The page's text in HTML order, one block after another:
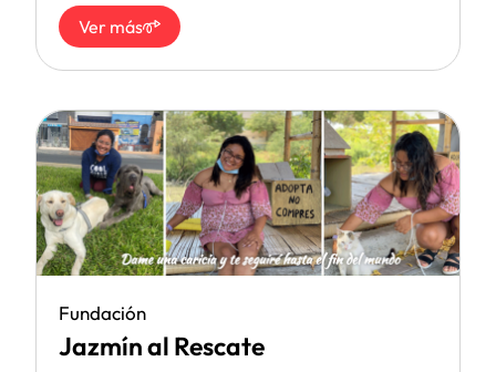
Ver más
Fundación
Jazmín al Rescate